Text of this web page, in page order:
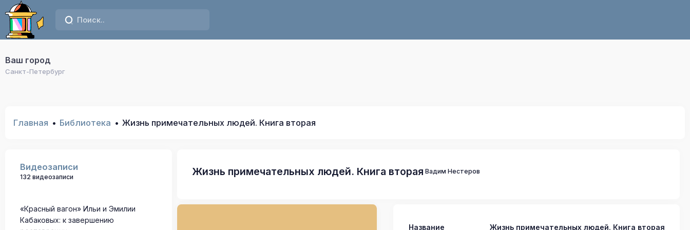
Ваш город
Санкт-Петербург
Главная Библиотека Жизнь примечательных людей. Книга вторая
Видеозаписи
132 видеозаписи
«Красный вагон» Ильи и Эмилии
Кабаковых: к завершению
Жизнь примечательных людей. Книга вторая Вадим Нестеров
Название Жизнь примечательных людей. Книга вторая